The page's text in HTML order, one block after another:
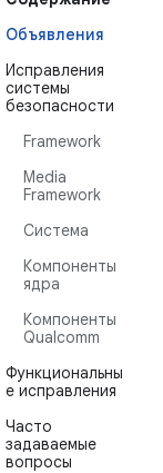
Объявления
Исправления
системы
безопасности
Framework
Media
Framework
Система
Компоненты
ядра
Компоненты
Qualcomm
Функциональны
е исправления
Часто
задаваемые
вопросы